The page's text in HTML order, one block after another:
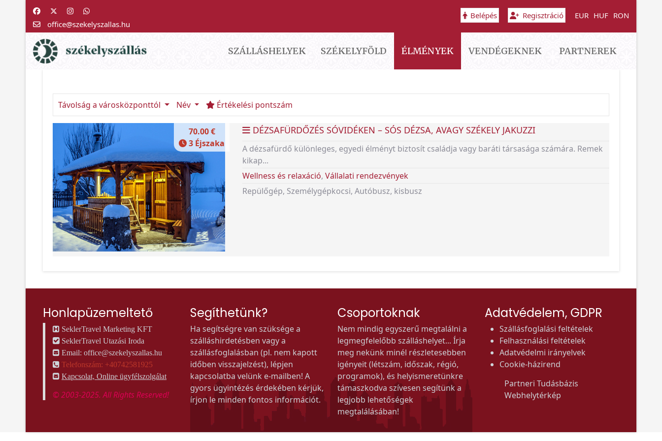
office@szekelyszallas.hu
Belépés Regisztráció EUR HUF RON
SZÁLLÁSHELYEK SZÉKELYFÖLD ÉLMÉNYEK VENDÉGEKNEK PARTNEREK
Távolság a városközponttól Név Értékelési pontszám
70.00 €
3 Éjszaka
DÉZSAFÜRDŐZÉS SÓVIDÉKEN – SÓS DÉZSA, AVAGY SZÉKELY JAKUZZI
A dézsafürdő különleges, egyedi élményt biztosít családja vagy baráti társasága számára. Remek
kikap...
Wellness és relaxáció,Vállalati rendezvények
Repülőgép, Személygépkocsi, Autóbusz, kisbusz
Honlapüzemeltető
SeklerTravel Marketing KFT
SeklerTravel Utazási Iroda
Email: office@szekelyszallas.hu
Telefonszám: +40742581925
Kapcsolat, Online ügyfélszolgálat
© 2003-2025. All Rights Reserved!
Segíthetünk?
Ha segítségre van szüksége a
szálláshirdetésben vagy a
szállásfoglalásban (pl. nem kapott
időben visszajelzést), lépjen
kapcsolatba velünk e-mailben! A
gyors ügyintézés érdekében kérjük,
írjon le minden fontos információt.
Csoportoknak
Nem mindig egyszerű megtalálni a
legmegfelelőbb szálláshelyet... Írja
meg nekünk minél részletesebben
igényeit (létszám, időszak, régió,
programok), és helyismeretünkre
támaszkodva szívesen segítünk a
legjobb lehetőségek
megtalálásában!
Adatvédelem, GDPR
Szállásfoglalási feltételek
Felhasználási feltételek
Adatvédelmi irányelvek
Cookie-házirend
Partneri Tudásbázis
Webhelytérkép